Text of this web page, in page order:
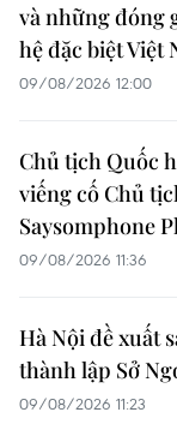
và những đóng
hệ đặc biệt Việt
09/08/2026 12:00
Chủ tịch Quốc
viếng cố Chủ
Saysomphone
09/08/2026 11:36
Hà Nội đề xuất
thành lập Sở
09/08/2026 11:23